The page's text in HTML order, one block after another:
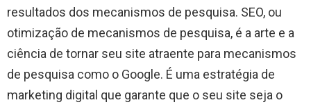
resultados dos mecanismos de pesquisa. SEO, ou
otimização de mecanismos de pesquisa, é a arte e a
ciência de tornar seu site atraente para mecanismos
de pesquisa como o Google. É uma estratégia de
marketing digital que garante que o seu site seja o